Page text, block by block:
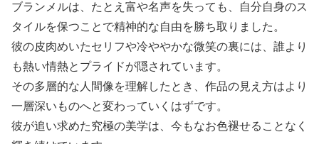
ブランメルは、たとえ富や名声を失っても、自分自身のス
タイルを保つことで精神的な自由を勝ち取りました。
彼の皮肉めいたセリフや冷ややかな微笑の裏には、誰より
も熱い情熱とプライドが隠されています。
その多層的な人間像を理解したとき、作品の見え方はより
一層深いものへと変わっていくはずです。
彼が追い求めた究極の美学は、今もなお色褪せることなく